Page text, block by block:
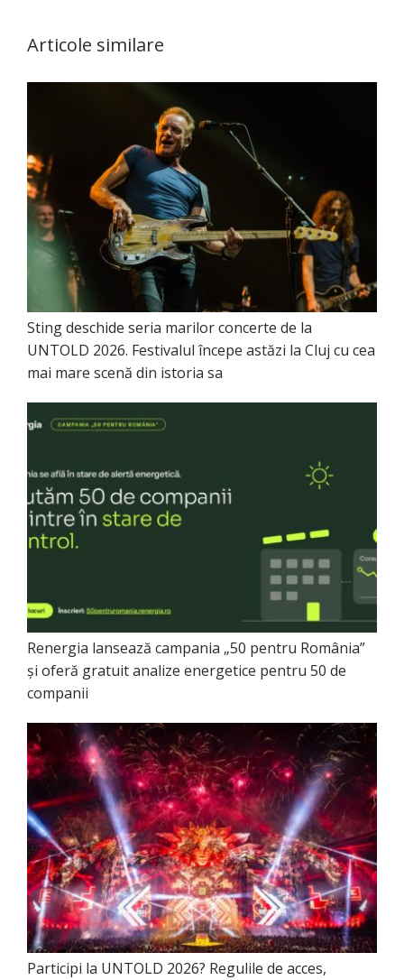
Articole similare
Sting deschide seria marilor concerte de la
UNTOLD 2026. Festivalul începe astăzi la Cluj cu cea
mai mare scenă din istoria sa
Renergia lansează campania „50 pentru România”
și oferă gratuit analize energetice pentru 50 de
companii
Participi la UNTOLD 2026? Regulile de acces,